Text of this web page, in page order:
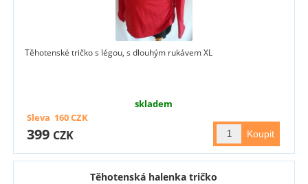
Těhotenské tričko s légou, s dlouhým rukávem XL
skladem
399 CZK
Sleva 160CZK
Těhotenská halenka tričko